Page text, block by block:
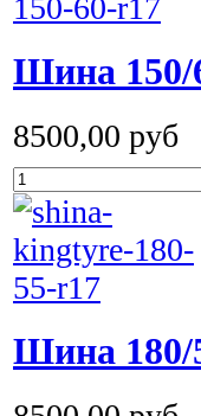
Шина 150/
8500,00 руб
Шина 180/